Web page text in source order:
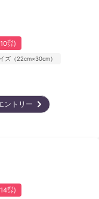
㌽)
ズ（22cm×30cm）
ントリー
㌽)